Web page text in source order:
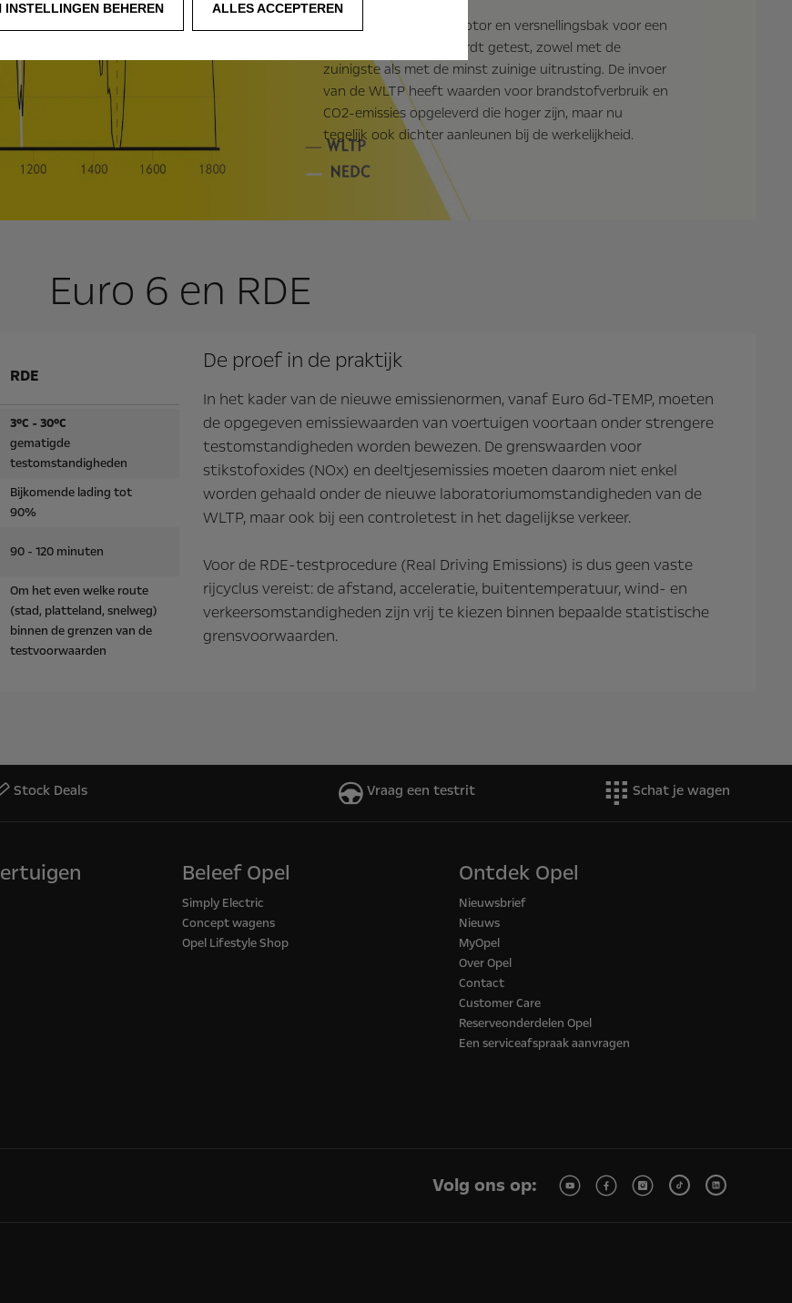
Elke combinatie van motor en versnellingsbak voor een
zeker voertuigtype wordt getest, zowel met de
zuinigste als met de minst zuinige uitrusting. De invoer
van de WLTP heeft waarden voor brandstofverbruik en
CO2-emissies opgeleverd die hoger zijn, maar nu
tegelijk ook dichter aanleunen bij de werkelijkheid.
Euro 6 en RDE
RDE
3°C - 30°C
gematigde
testomstandigheden
Bijkomende lading tot
90%
90 - 120 minuten
Om het even welke route
(stad, platteland, snelweg)
binnen de grenzen van de
testvoorwaarden
De proef in de praktijk
In het kader van de nieuwe emissienormen, vanaf Euro 6d-TEMP, moeten
de opgegeven emissiewaarden van voertuigen voortaan onder strengere
testomstandigheden worden bewezen. De grenswaarden voor
stikstofoxides (NOx) en deeltjesemissies moeten daarom niet enkel
worden gehaald onder de nieuwe laboratoriumomstandigheden van de
WLTP, maar ook bij een controletest in het dagelijkse verkeer.
Voor de RDE-testprocedure (Real Driving Emissions) is dus geen vaste
rijcyclus vereist: de afstand, acceleratie, buitentemperatuur, wind- en
verkeersomstandigheden zijn vrij te kiezen binnen bepaalde statistische
grensvoorwaarden.
Stock Deals Vraag een testrit Schat je wagen
Beleef Opel
Simply Electric
Concept wagens
Opel Lifestyle Shop
Ontdek Opel
Nieuwsbrief
Nieuws
MyOpel
Over Opel
Contact
Customer Care
Reserveonderdelen Opel
Een serviceafspraak aanvragen
Volg ons op:
INSTELLINGEN BEHEREN ALLES ACCEPTEREN